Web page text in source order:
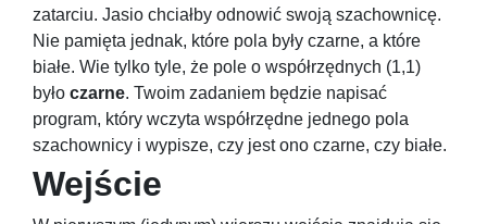
zatarciu. Jasio chciałby odnowić swoją szachownicę.
Nie pamięta jednak, które pola były czarne, a które
białe. Wie tylko tyle, że pole o współrzędnych (1,1)
było czarne. Twoim zadaniem będzie napisać
program, który wczyta współrzędne jednego pola
szachownicy i wypisze, czy jest ono czarne, czy białe.
Wejście